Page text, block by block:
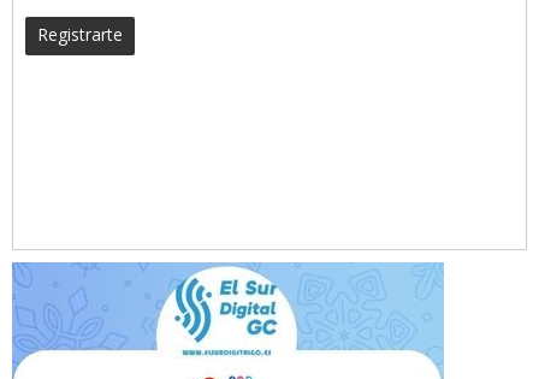
Registrarte